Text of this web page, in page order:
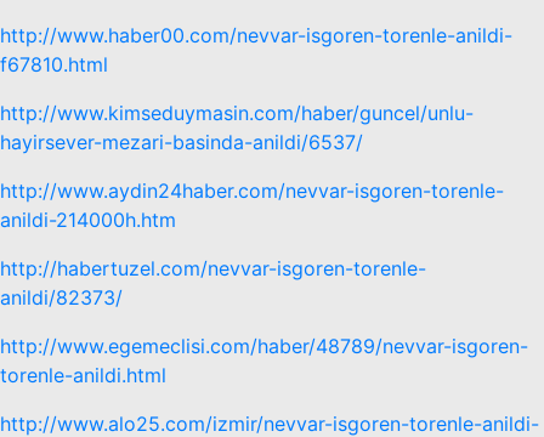
http://www.haber00.com/nevvar-isgoren-torenle-anildi-
f67810.html
http://www.kimseduymasin.com/haber/guncel/unlu-
hayirsever-mezari-basinda-anildi/6537/
http://www.aydin24haber.com/nevvar-isgoren-torenle-
anildi-214000h.htm
http://habertuzel.com/nevvar-isgoren-torenle-
anildi/82373/
http://www.egemeclisi.com/haber/48789/nevvar-isgoren-
torenle-anildi.html
http://www.alo25.com/izmir/nevvar-isgoren-torenle-anildi-